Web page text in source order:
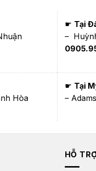
☛ Tại
–
Hòa
☛ Tại
–
HỖ